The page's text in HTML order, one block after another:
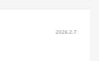
2026.2.7